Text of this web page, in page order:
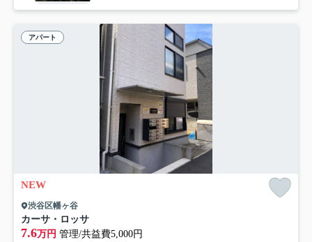
アパート
NEW
渋谷区幡ヶ谷
カーサ・ロッサ
7.6万円 管理/共益費5,000円